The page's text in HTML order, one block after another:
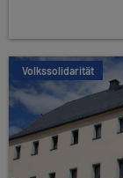
Volkssolidarität